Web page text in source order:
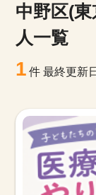
見学会・イベ
お知らせ
医療事務求人
中野区(
人一覧
1 件最終更新
甲信越・北陸
九州・沖縄